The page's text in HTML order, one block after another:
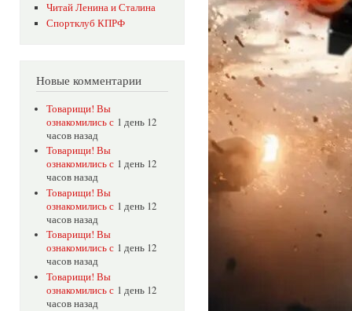
Читай Ленина и Сталина
Спортклуб КПРФ
Новые комментарии
Товарищи! Вы
ознакомились с 1 день 12
часов назад
Товарищи! Вы
ознакомились с 1 день 12
часов назад
Товарищи! Вы
ознакомились с 1 день 12
часов назад
Товарищи! Вы
ознакомились с 1 день 12
часов назад
Товарищи! Вы
ознакомились с 1 день 12
часов назад